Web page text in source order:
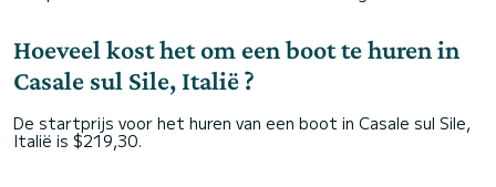
Hoeveel kost het om een boot te huren in
Casale sul Sile, Italië ?
De startprijs voor het huren van een boot in Casale sul Sile,
Italië is $219,30.